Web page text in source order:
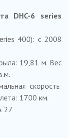
DHC-6 series
400): c 2008
19,81 м. Вес
скорость:
1700 км.
27